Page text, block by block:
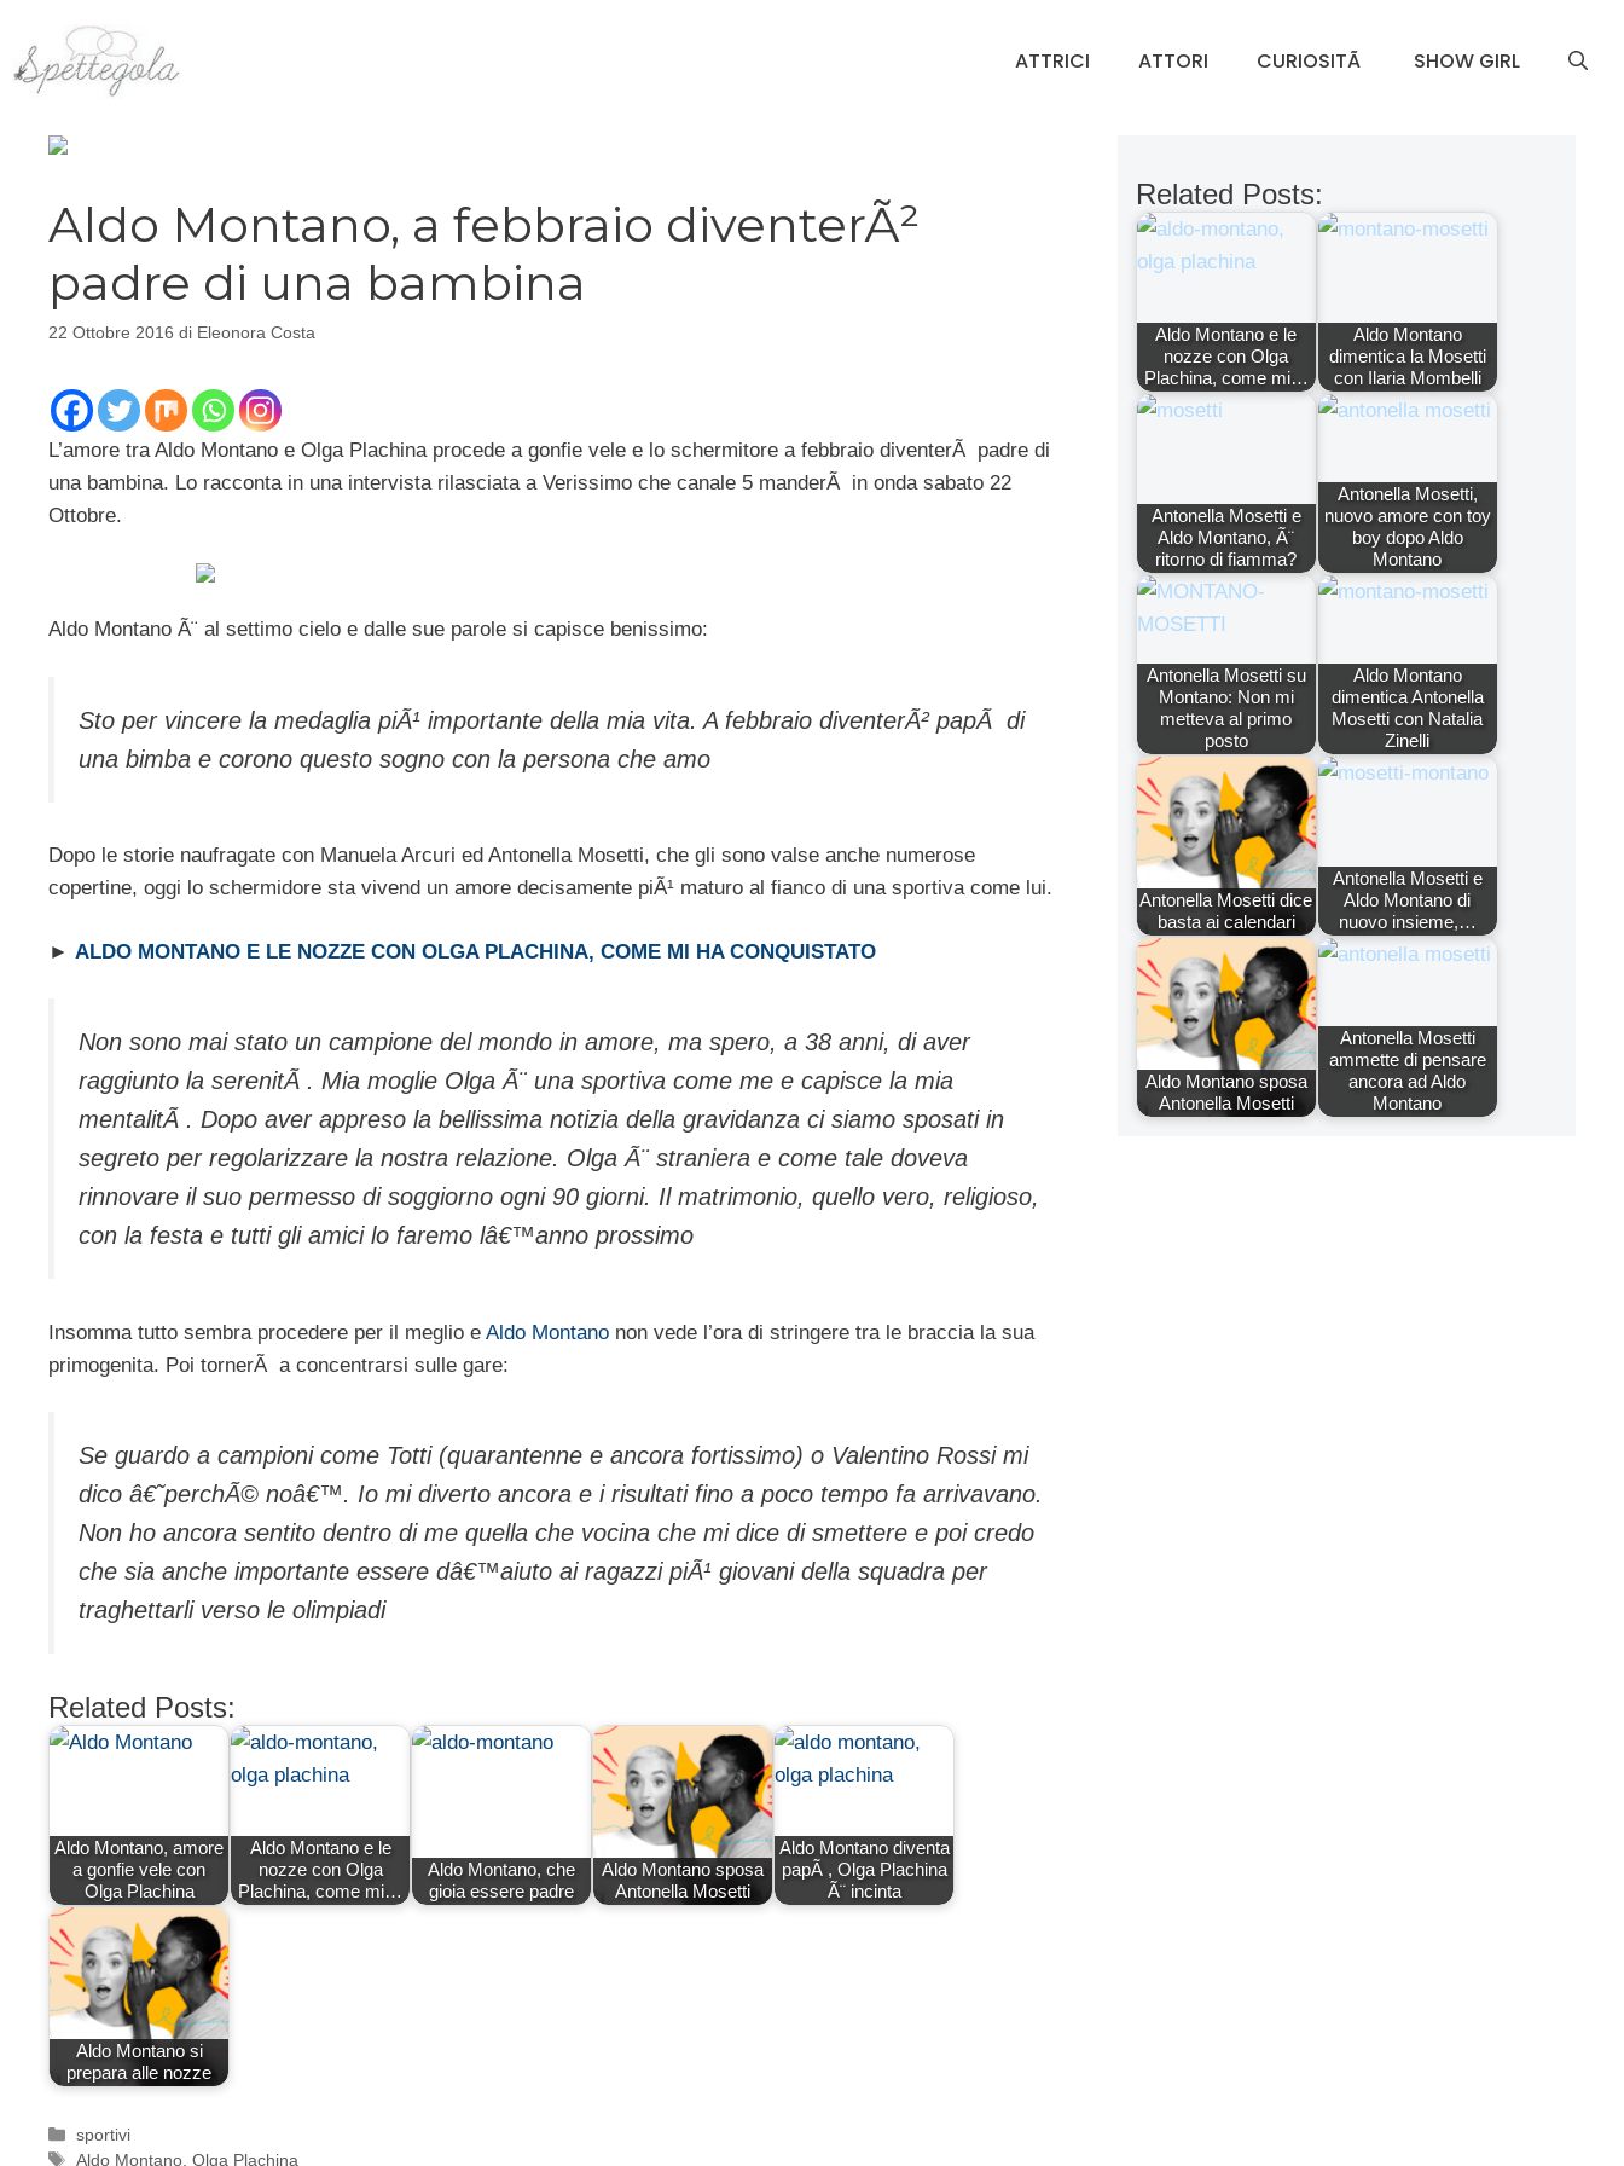
contenuto
ATTRICI ATTORI CURIOSITÃ SHOW GIRL
Aldo Montano, a febbraio diventerÃ²
padre di una bambina
22 Ottobre 2016 di Eleonora Costa
L’amore tra Aldo Montano e Olga Plachina procede a gonfie vele e lo schermitore a febbraio diventerÃ padre di
una bambina. Lo racconta in una intervista rilasciata a Verissimo che canale 5 manderÃ in onda sabato 22
Ottobre.
Aldo Montano Ã¨ al settimo cielo e dalle sue parole si capisce benissimo:
Sto per vincere la medaglia piÃ¹ importante della mia vita. A febbraio diventerÃ² papÃ di
una bimba e corono questo sogno con la persona che amo
Dopo le storie naufragate con Manuela Arcuri ed Antonella Mosetti, che gli sono valse anche numerose
copertine, oggi lo schermidore sta vivend un amore decisamente piÃ¹ maturo al fianco di una sportiva come lui.
► ALDO MONTANO E LE NOZZE CON OLGA PLACHINA, COME MI HA CONQUISTATO
Non sono mai stato un campione del mondo in amore, ma spero, a 38 anni, di aver
raggiunto la serenitÃ . Mia moglie Olga Ã¨ una sportiva come me e capisce la mia
mentalitÃ . Dopo aver appreso la bellissima notizia della gravidanza ci siamo sposati in
segreto per regolarizzare la nostra relazione. Olga Ã¨ straniera e come tale doveva
rinnovare il suo permesso di soggiorno ogni 90 giorni. Il matrimonio, quello vero, religioso,
con la festa e tutti gli amici lo faremo lâ€™anno prossimo
Insomma tutto sembra procedere per il meglio e Aldo Montano non vede l’ora di stringere tra le braccia la sua
primogenita. Poi tornerÃ a concentrarsi sulle gare:
Se guardo a campioni come Totti (quarantenne e ancora fortissimo) o Valentino Rossi mi
dico â€˜perchÃ© noâ€™. Io mi diverto ancora e i risultati fino a poco tempo fa arrivavano.
Non ho ancora sentito dentro di me quella che vocina che mi dice di smettere e poi credo
che sia anche importante essere dâ€™aiuto ai ragazzi piÃ¹ giovani della squadra per
traghettarli verso le olimpiadi
Related Posts:
Aldo Montano, amore
a gonfie vele con
Olga Plachina
Aldo Montano e le
nozze con Olga
Plachina, come mi…
Aldo Montano, che
gioia essere padre
Aldo Montano sposa
Antonella Mosetti
Aldo Montano diventa
papÃ , Olga Plachina
Ã¨ incinta
Aldo Montano si
prepara alle nozze
Categorie
sportivi
Tag
Aldo Montano ,Olga Plachina
Related Posts:
Aldo Montano e le
nozze con Olga
Plachina, come mi…
Aldo Montano
dimentica la Mosetti
con Ilaria Mombelli
Antonella Mosetti e
Aldo Montano, Ã¨
ritorno di fiamma?
Antonella Mosetti,
nuovo amore con toy
boy dopo Aldo
Montano
Antonella Mosetti su
Montano: Non mi
metteva al primo
posto
Aldo Montano
dimentica Antonella
Mosetti con Natalia
Zinelli
Antonella Mosetti dice
basta ai calendari
Antonella Mosetti e
Aldo Montano di
nuovo insieme,…
Aldo Montano sposa
Antonella Mosetti
Antonella Mosetti
ammette di pensare
ancora ad Aldo
Montano